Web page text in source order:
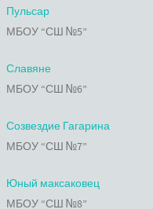
Пульсар
МБОУ “СШ №5”
Славяне
МБОУ “СШ №6”
Созвездие Гагарина
МБОУ “СШ №7”
Юный максаковец
МБОУ “СШ №8”